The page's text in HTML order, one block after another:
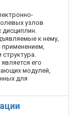
узлов
дисциплин.
к нему,
его
модулей,
для